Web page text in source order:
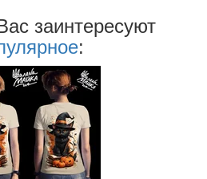
заинтересуют
: